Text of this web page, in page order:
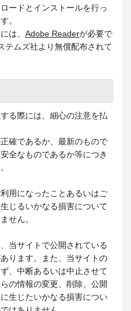
ードとインストールを行っ
。
は、 Adobe Readerが必要で
テムズ社より無償配布されて
る際には、細心の注意を払
確であるか、最新のもので
全なものであるか等につき
用になったことあるいはご
じるいかなる損害について
せん。
当サイトで公開されている
ります。また、当サイトの
、中断あるいは中止させて
の情報の変更、削除、公開
生じたいかなる損害につい